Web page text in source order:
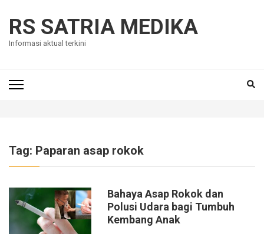
content
(Press
RS SATRIA MEDIKA
Informasi aktual terkini
Tag: Paparan asap rokok
Bahaya Asap Rokok dan
Polusi Udara bagi Tumbuh
Kembang Anak